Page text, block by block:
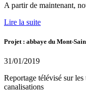
A partir de maintenant,
Lire la suite
Projet : abbaye du Mont-
31/01/2019
Reportage télévisé sur
canalisations